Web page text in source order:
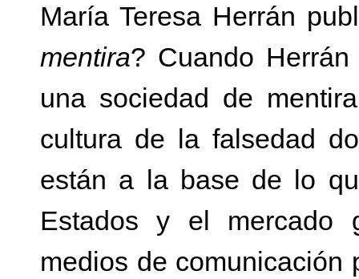
María Teresa Herrán
mentira? Cuando
una sociedad de
cultura de la falsedad
están a la base de lo
Estados y el mercado
medios de comunicación